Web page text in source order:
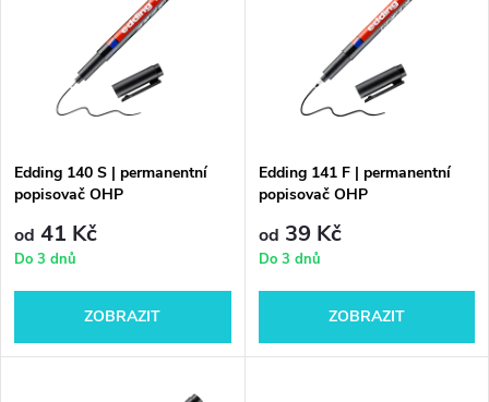
p
r
o
d
s
p
r
Edding 140 S | permanentní
popisovač OHP
od 41 Kč
Do 3 dnů
ZOBRAZIT
Edding 141 F | permanentní
popisovač OHP
od 39 Kč
Do 3 dnů
ZOBRAZIT